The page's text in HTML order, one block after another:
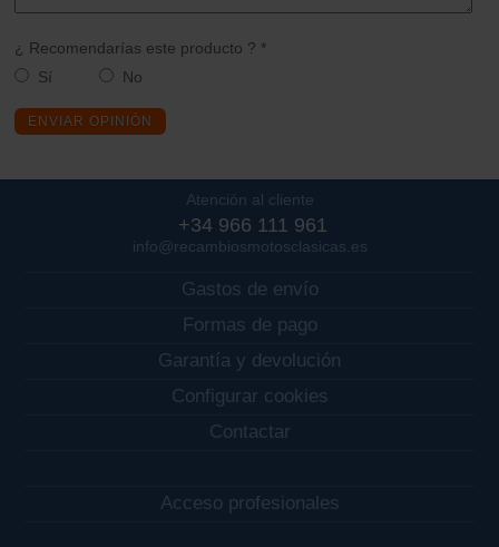
¿ Recomendarías este producto ? *
Sí
No
ENVIAR OPINIÓN
Atención al cliente
+34 966 111 961
info@recambiosmotosclasicas.es
Gastos de envío
Formas de pago
Garantía y devolución
Configurar cookies
Contactar
Acceso profesionales